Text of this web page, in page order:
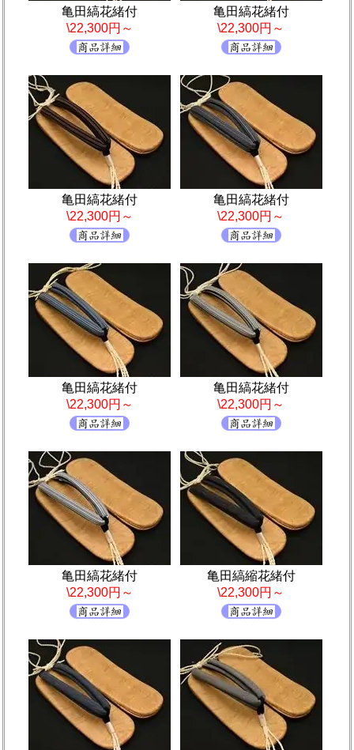
亀田縞花緒付
\22,300円～
亀田縞花緒付
\22,300円～
亀田縞花緒付
\22,300円～
亀田縞花緒付
\22,300円～
亀田縞花緒付
\22,300円～
亀田縞花緒付
\22,300円～
亀田縞花緒付
\22,300円～
亀田縞縮花緒付
\22,300円～